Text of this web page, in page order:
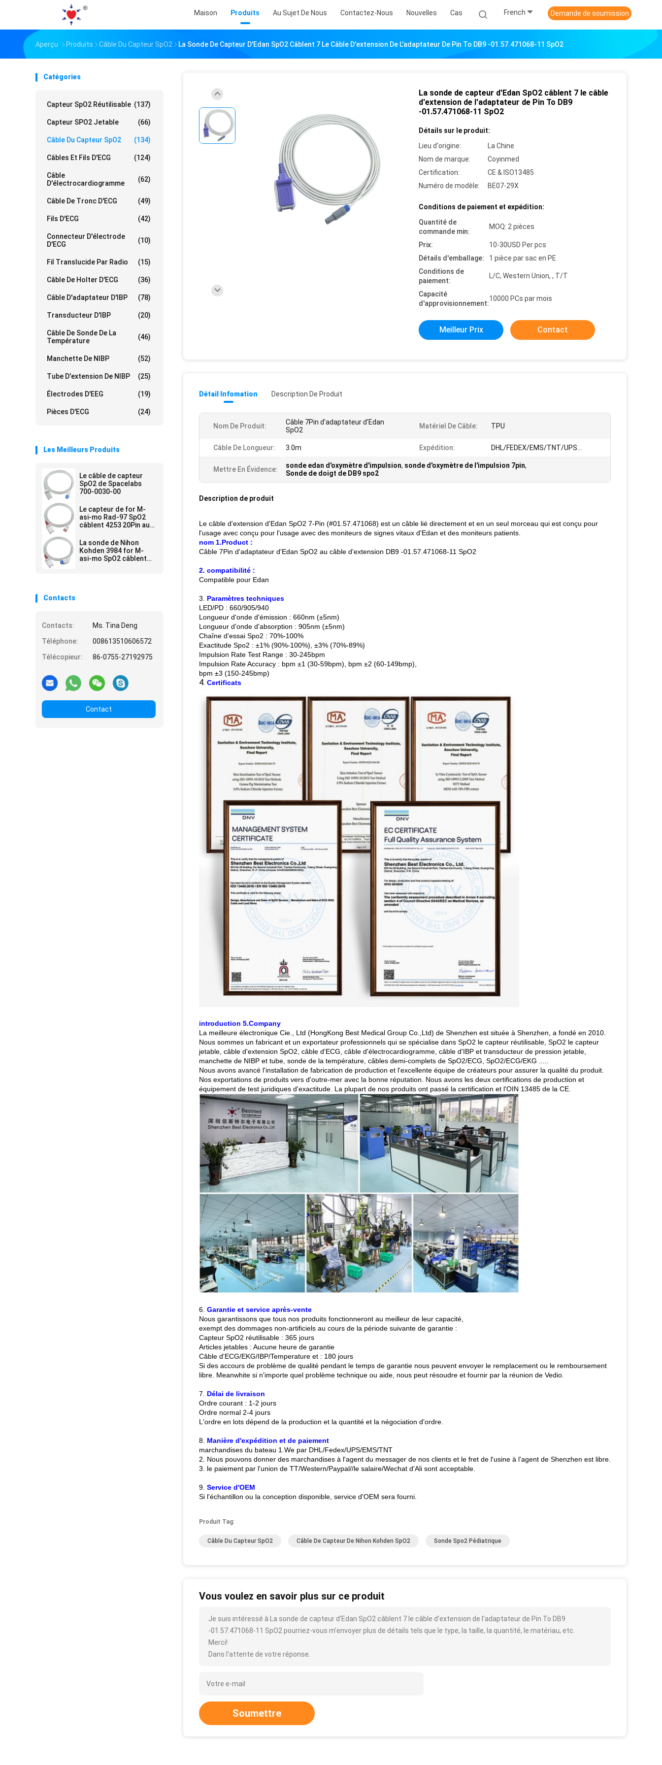
Maison Produits Au Sujet De Nous Contactez-Nous Nouvelles Cas French Demande de soumission
Aperçu Produits Câble Du Capteur SpO2 La Sonde De Capteur D'Edan SpO2 Câblent 7 Le Câble D'extension De L'adaptateur De Pin To DB9 -01.57.471068-11 SpO2
Catégories
Capteur SpO2 Réutilisable (137)
Capteur SPO2 Jetable (66)
Câble Du Capteur SpO2 (134)
Câbles Et Fils D'ECG (124)
Câble
D'électrocardiogramme
(62)
Câble De Tronc D'ECG (49)
Fils D'ECG (42)
Connecteur D'électrode
D'ECG
(10)
Fil Translucide Par Radio (15)
Câble De Holter D'ECG (36)
Câble D'adaptateur D'IBP (78)
Transducteur D'IBP (20)
Câble De Sonde De La
Température
(46)
Manchette De NIBP (52)
Tube D'extension De NIBP (25)
Électrodes D'EEG (19)
Pièces D'ECG (24)
Les Meilleurs Produits
Le câble de capteur
SpO2 de Spacelabs
700-0030-00
Le capteur de for M-
asi-mo Rad-97 SpO2
câblent 4253 20Pin au
LNCS SpO2
La sonde de Nihon
Kohden 3984 for M-
asi-mo SpO2 câblent
Contacts
Contacts:
Ms. Tina Deng
Téléphone:
008613510606572
Télécopieur:
86-0755-27192975
Contact
La sonde de capteur d'Edan SpO2 câblent 7 le câble
d'extension de l'adaptateur de Pin To DB9
-01.57.471068-11 SpO2
Détails sur le produit:
Lieu d'origine:
La Chine
Nom de marque:
Coyinmed
Certification:
CE & ISO13485
Numéro de modèle:
BE07-29X
Conditions de paiement et expédition:
Quantité de
commande min:
MOQ: 2 pièces
Prix:
10-30USD Per pcs
Détails d'emballage:
1 pièce par sac en PE
Conditions de
paiement:
L/C, Western Union, , T/T
Capacité
d'approvisionnement:
10000 PCs par mois
Meilleur Prix Contact
Détail Infomation Description De Produit
Nom De Produit:
Câble 7Pin d'adaptateur d'Edan
SpO2
Matériel De Câble: TPU
Câble De Longueur: 3.0m Expédition: DHL/FEDEX/EMS/TNT/UPS…
Mettre En Évidence: sonde edan d'oxymètre d'impulsion, sonde d'oxymètre de l'impulsion 7pin,
Sonde de doigt de DB9 spo2
Description de produit
Le câble d'extension d'Edan SpO2 7-Pin (#01.57.471068) est un câble lié directement et en un seul morceau qui est conçu pour
l'usage avec conçu pour l'usage avec des moniteurs de signes vitaux d'Edan et des moniteurs patients.
nom 1.Product :
Câble 7Pin d'adaptateur d'Edan SpO2 au câble d'extension DB9 -01.57.471068-11 SpO2
2. compatibilité :
Compatible pour Edan
3. Paramètres techniques
LED/PD : 660/905/940
Longueur d'onde d'émission : 660nm (±5nm)
Longueur d'onde d'absorption : 905nm (±5nm)
Chaîne d'essai Spo2 : 70%-100%
Exactitude Spo2 : ±1% (90%-100%), ±3% (70%-89%)
Impulsion Rate Test Range : 30-245bpm
Impulsion Rate Accuracy : bpm ±1 (30-59bpm), bpm ±2 (60-149bmp),
bpm ±3 (150-245bmp)
4. Certificats
introduction 5.Company
La meilleure électronique Cie., Ltd (HongKong Best Medical Group Co.,Ltd) de Shenzhen est située à Shenzhen, a fondé en 2010.
Nous sommes un fabricant et un exportateur professionnels qui se spécialise dans SpO2 le capteur réutilisable, SpO2 le capteur
jetable, câble d'extension SpO2, câble d'ECG, câble d'électrocardiogramme, câble d'IBP et transducteur de pression jetable,
manchette de NIBP et tube, sonde de la température, câbles demi-complets de SpO2/ECG, SpO2/ECG/EKG .....
Nous avons avancé l'installation de fabrication de production et l'excellente équipe de créateurs pour assurer la qualité du produit.
Nos exportations de produits vers d'outre-mer avec la bonne réputation. Nous avons les deux certifications de production et
équipement de test juridiques d'exactitude. La plupart de nos produits ont passé la certification et l'OIN 13485 de la CE.
6. Garantie et service après-vente
Nous garantissons que tous nos produits fonctionneront au meilleur de leur capacité,
exempt des dommages non-artificiels au cours de la période suivante de garantie :
Capteur SpO2 réutilisable : 365 jours
Articles jetables : Aucune heure de garantie
Câble d'ECG/EKG/IBP/Temperature et : 180 jours
Si des accours de problème de qualité pendant le temps de garantie nous peuvent envoyer le remplacement ou le remboursement
libre. Meanwhite si n'importe quel problème technique ou aide, nous peut résoudre et fournir par la réunion de Vedio.
7. Délai de livraison
Ordre courant : 1-2 jours
Ordre normal 2-4 jours
L'ordre en lots dépend de la production et la quantité et la négociation d'ordre.
8. Manière d'expédition et de paiement
marchandises du bateau 1.We par DHL/Fedex/UPS/EMS/TNT
2. Nous pouvons donner des marchandises à l'agent du messager de nos clients et le fret de l'usine à l'agent de Shenzhen est libre.
3. le paiement par l'union de TT/Western/Paypal//le salaire/Wechat d'Ali sont acceptable.
9. Service d'OEM
Si l'échantillon ou la conception disponible, service d'OEM sera fourni.
Produit Tag:
Câble Du Capteur SpO2 Câble De Capteur De Nihon Kohden SpO2 Sonde Spo2 Pédiatrique
Vous voulez en savoir plus sur ce produit
Je suis intéressé à La sonde de capteur d'Edan SpO2 câblent 7 le câble d'extension de l'adaptateur de Pin To DB9
-01.57.471068-11 SpO2 pourriez-vous m'envoyer plus de détails tels que le type, la taille, la quantité, le matériau, etc.
Merci!
Dans l'attente de votre réponse.
Soumettre